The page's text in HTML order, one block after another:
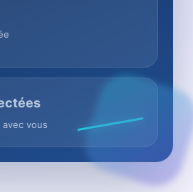
vous